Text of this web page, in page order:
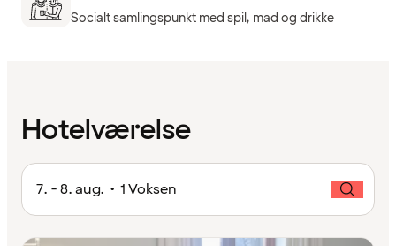
Socialt samlingspunkt med spil, mad og drikke
Hotelværelse
7. - 8. aug. • 1 Voksen